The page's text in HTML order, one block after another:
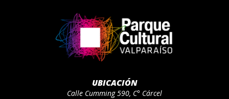
UBICACIÓN
Calle Cumming 590, C° Cárcel